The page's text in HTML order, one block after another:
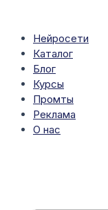
содержимому
Нейросети
Каталог
Блог
Курсы
Промты
Реклама
О нас